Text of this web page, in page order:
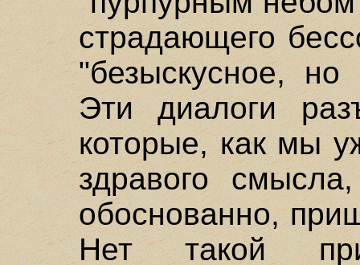
страдающего
"безыскусное,
Эти диалоги
которые, как мы
здравого
обоснованно,
Нет такой